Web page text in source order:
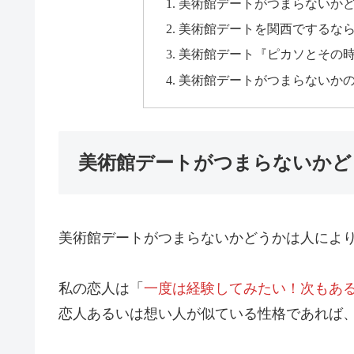
美術館デートがつまらないか
美術館デートを関西でするな
美術館デート『ピカソとその
美術館デートがつまらないか
美術館デートがつまらないか
美術館デートがつまらないかどうかは人によ
私の恋人は「 一度は経験してみたい！次もあ
恋人あるいは想い人が似ている性格であれば